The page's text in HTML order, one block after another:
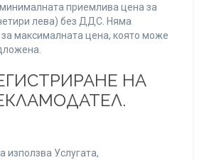
приемлива цена за
лева) без ДДС. Няма
максималната цена, която може
НА
използва Услугата,